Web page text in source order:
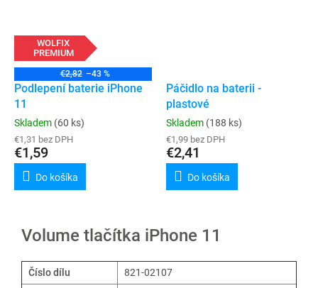
WOLFIX
PREMIUM
€2,82 –43 %
Podlepení baterie iPhone
11
Skladem (60 ks)
€1,31 bez DPH
€1,59
Do košíka
Páčidlo na baterii -
plastové
Skladem (188 ks)
€1,99 bez DPH
€2,41
Do košíka
Volume tlačítka iPhone 11
Číslo dílu
821-02107